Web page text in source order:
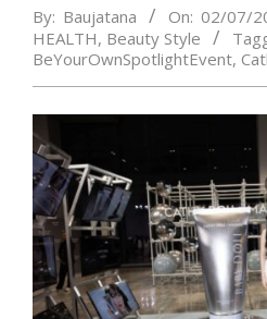
By: Baujatana On: 02/07/
HEALTH, Beauty Style
BeYourOwnSpotlightEvent,